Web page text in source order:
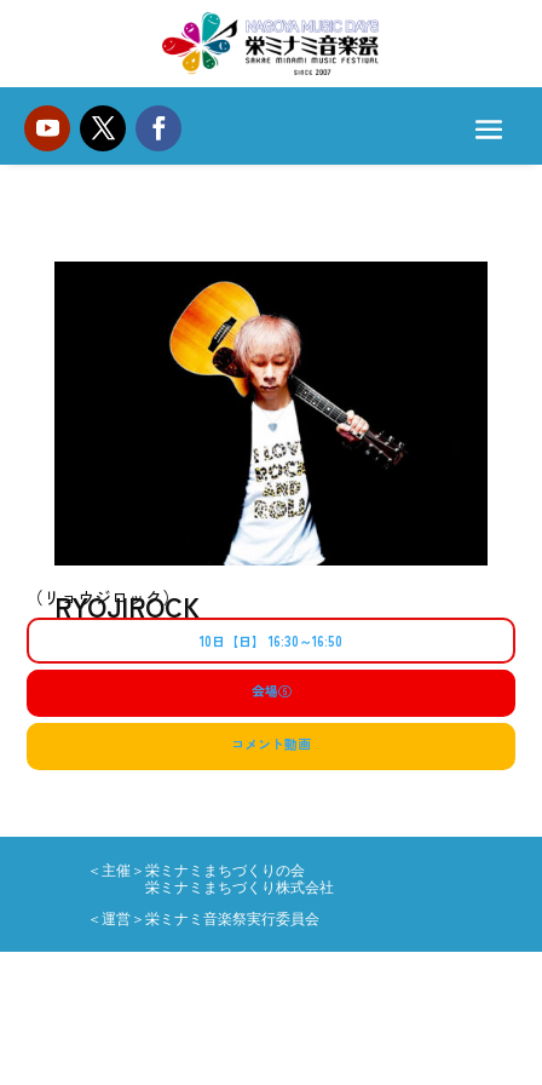
RYOJIROCK
（リョウジロック）
10日【日】 16:30～16:50
会場⑥
コメント動画
＜主催＞栄ミナミまちづくりの会
栄ミナミまちづくり株式会社
＜運営＞栄ミナミ音楽祭実行委員会